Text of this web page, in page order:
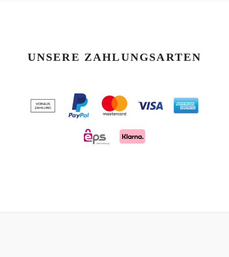
UNSERE ZAHLUNGSARTEN